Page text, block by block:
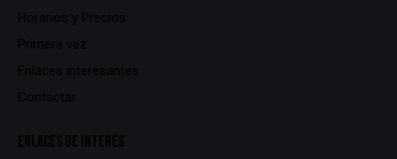
Horarios y Precios
Primera vez
Enlaces interesantes
Contactar
ENLACES DE INTERÉS